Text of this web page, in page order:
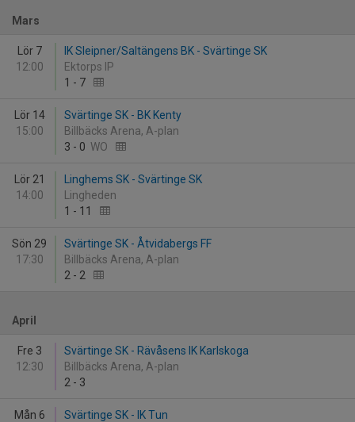
Mars
Lör 7
12:00
IK Sleipner/Saltängens BK - Svärtinge SK
Ektorps IP
1 - 7
Lör 14
15:00
Svärtinge SK - BK Kenty
Billbäcks Arena, A-plan
3 - 0 WO
Lör 21
14:00
Linghems SK - Svärtinge SK
Lingheden
1 - 11
Sön 29
17:30
Svärtinge SK - Åtvidabergs FF
Billbäcks Arena, A-plan
2 - 2
April
Fre 3
12:30
Svärtinge SK - Rävåsens IK Karlskoga
Billbäcks Arena, A-plan
2 - 3
Mån 6
Svärtinge SK - IK Tun